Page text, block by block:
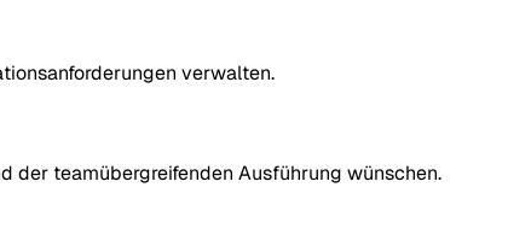
verwalten.
der teamübergreifenden Ausführung wünschen.